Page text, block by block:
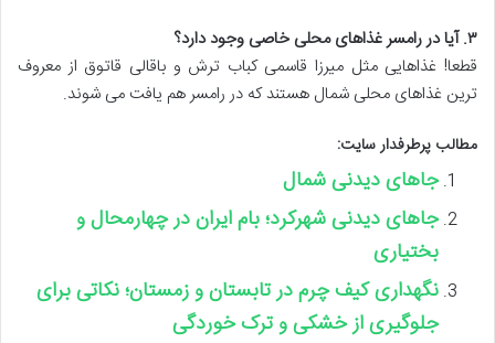
۳.آیا در رامسر غذاهای محلی خاصی وجود دارد؟
قطعا! غذاهایی مثل میرزا قاسمی کباب ترش و باقالی قاتوق از معروف
ترین غذاهای محلی شمال هستند که در رامسر هم یافت می شوند.
مطالب پرطرفدار سایت:
جاهای دیدنی شمال
جاهای دیدنی شهرکرد؛ بام ایران در چهارمحال و
بختیاری
نگهداری کیف چرم در تابستان و زمستان؛ نکاتی برای
جلوگیری از خشکی و ترک خوردگی